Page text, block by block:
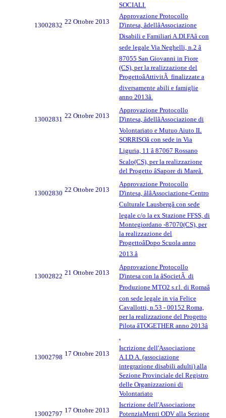
SOCIALI.
13002832 22 Ottobre 2013
Approvazione Protocollo
D'intesa, âdellâAssociazione
Disabili e Familiari A.DI.FAâ con
sede legale Via Neghelli, n.2 â
87055 San Giovanni in Fiore
(CS), per la realizzazione del
ProgettoâAttivitÃ finalizzate a
diversamente abili e famiglie
anno 2013â.
13002831 22 Ottobre 2013
Approvazione Protocollo
D'intesa, âdellâAssociazione di
Volontariato e Mutuo Aiuto IL
SORRISOâ con sede in Via
Liguria, 11 â 87067 Rossano
Scalo(CS), per la realizzazione
del Progetto âSapore di Mareâ.
13002830 22 Ottobre 2013
Approvazione Protocollo
D'intesa, âlâAssociazione-Centro
Culturale Lausbergâ con sede
legale c/o la ex Stazione FFSS, di
Montegiordano -87070(CS), per
la realizzazione del
ProgettoâDopo Scuola anno
2013.â
13002822 21 Ottobre 2013
Approvazione Protocollo
D'intesa con la âSocietÃ di
Produzione MTO2 s.r.l. di Romaâ
con sede legale in via Felice
Cavallotti, n.53 - 00152 Roma,
per la realizzazione del Progetto
Pilota âTOGETHER anno 2013â
13002798 17 Ottobre 2013
Iscrizione dell'Associazione
A.I.D.A. (associazione
integrazione disabili adulti) alla
Sezione Provinciale del Registro
delle Organizzazioni di
Volontariato
13002797 17 Ottobre 2013
Iscrizione dell'Associazione
PotenziaMenti ODV alla Sezione